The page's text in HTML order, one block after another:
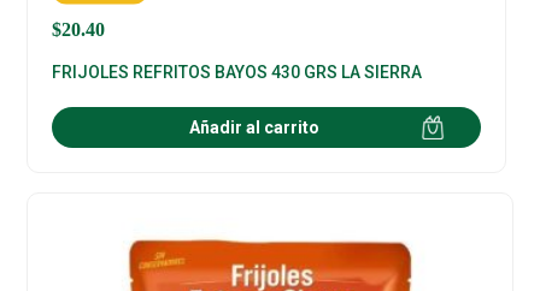
$20.40
FRIJOLES REFRITOS BAYOS 430 GRS LA SIERRA
Añadir al carrito